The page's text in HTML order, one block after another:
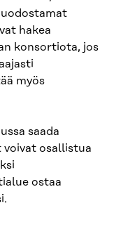
hakea
konsortiota, jos
myös
saada
osallistua
ostaa